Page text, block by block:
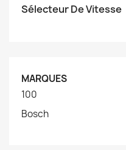
Sélecteur De Vitesse
MARQUES
100
Bosch